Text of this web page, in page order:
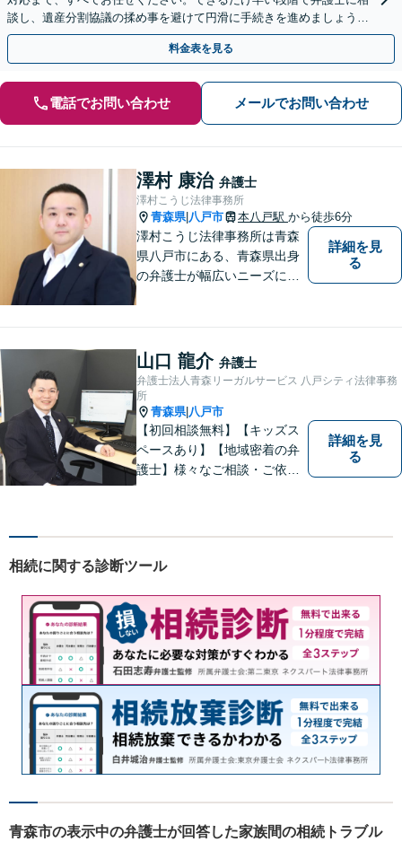
談し、遺産分割協議の揉め事を避けて円滑に手続きを進めましょう
【秘密厳守】【完全個室対応】【休日・夜間相談あり】
料金表を見る
電話でお問い合わせ メールでお問い合わせ
澤村 康治 弁護士
澤村こうじ法律事務所
青森県| 八戸市 本八戸駅 から徒歩6分
澤村こうじ法律事務所は青森
県八戸市にある、青森県出身
の弁護士が幅広いニーズにお
詳細を見
る
山口 龍介 弁護士
弁護士法人青森リーガルサービス 八戸シティ法律事務
所
青森県| 八戸市
【初回相談無料】【キッズス
ペースあり】【地域密着の弁
護士】様々なご相談・ご依頼
詳細を見
る
相続に関する診断ツール
青森市の表示中の弁護士が回答した家族間の相続トラブル